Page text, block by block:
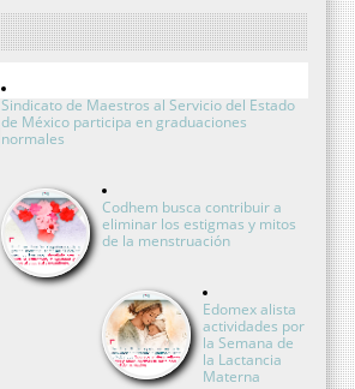
Sindicato de Maestros al Servicio del Estado
de México participa en graduaciones
normales
Codhem busca contribuir a
eliminar los estigmas y mitos
de la menstruación
Edomex alista
actividades por
la Semana de
la Lactancia
Materna